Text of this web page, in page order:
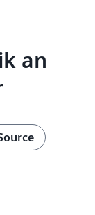
an